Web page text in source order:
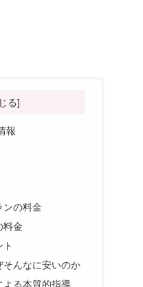
報
ンの料金
料金
そんなに安いのか
よる本質的指導